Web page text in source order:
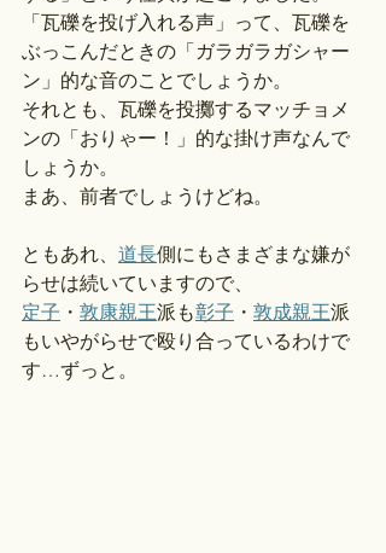
「瓦礫を投げ入れる声」って、瓦礫を
ぶっこんだときの「ガラガラガシャー
ン」的な音のことでしょうか。
それとも、瓦礫を投擲するマッチョメ
ンの「おりゃー！」的な掛け声なんで
しょうか。
まあ、前者でしょうけどね。
ともあれ、 道長側にもさまざまな嫌が
らせは続いていますので、
定子 ・ 敦康親王派も彰子 ・ 敦成親王派
もいやがらせで殴り合っているわけで
す…ずっと。